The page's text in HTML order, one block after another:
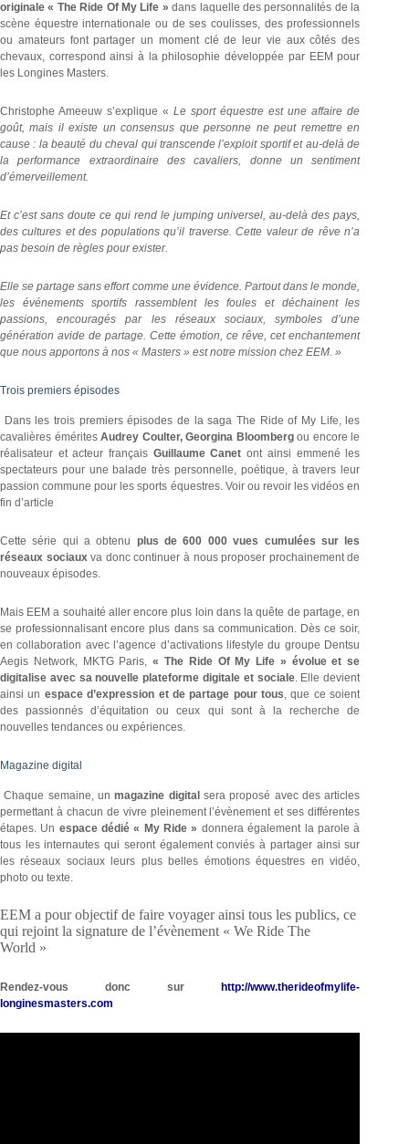
originale « The Ride Of My Life »dans laquelle des personnalités de la
scène équestre internationale ou de ses coulisses, des professionnels
ou amateurs font partager un moment clé de leur vie aux côtés des
chevaux, correspond ainsi à la philosophie développée par EEM pour
les Longines Masters.
Christophe Ameeuw s’explique «Le sport équestre est une affaire de
goût, mais il existe un consensus que personne ne peut remettre en
cause : la beauté du cheval qui transcende l’exploit sportif et au-delà de
la performance extraordinaire des cavaliers, donne un sentiment
d’émerveillement.
Et c’est sans doute ce qui rend le jumping universel, au-delà des pays,
des cultures et des populations qu’il traverse. Cette valeur de rêve n’a
pas besoin de règles pour exister.
Elle se partage sans effort comme une évidence. Partout dans le monde,
les événements sportifs rassemblent les foules et déchainent les
passions, encouragés par les réseaux sociaux, symboles d’une
génération avide de partage. Cette émotion, ce rêve, cet enchantement
que nous apportons à nos « Masters » est notre mission chez EEM. »
Trois premiers épisodes
Dans les trois premiers épisodes de la saga The Ride of My Life, les
cavalières éméritesAudrey Coulter, Georgina Bloombergou encore le
réalisateur et acteur français Guillaume Canet ont ainsi emmené les
spectateurs pour une balade très personnelle, poétique, à travers leur
passion commune pour les sports équestres. Voir ou revoir les vidéos en
fin d’article
Cette série qui a obtenu plus de 600 000 vues cumulées sur les
réseaux sociauxva donc continuer à nous proposer prochainement de
nouveaux épisodes.
Mais EEM a souhaité aller encore plus loin dans la quête de partage, en
se professionnalisant encore plus dans sa communication. Dès ce soir,
en collaboration avec l’agence d’activations lifestyle du groupe Dentsu
Aegis Network, MKTG Paris,« The Ride Of My Life » évolue et se
digitalise avec sa nouvelle plateforme digitale et sociale. Elle devient
ainsi un espace d’expression et de partage pour tous, que ce soient
des passionnés d’équitation ou ceux qui sont à la recherche de
nouvelles tendances ou expériences.
Magazine digital
Chaque semaine, unmagazine digitalsera proposé avec des articles
permettant à chacun de vivre pleinement l’évènement et ses différentes
étapes. Un espace dédié « My Ride » donnera également la parole à
tous les internautes qui seront également conviés à partager ainsi sur
les réseaux sociaux leurs plus belles émotions équestres en vidéo,
photo ou texte.
EEM a pour objectif de faire voyager ainsi tous les publics, ce
qui rejoint la signature de l’évènement « We Ride The
World »
Rendez-vous donc surhttp://www.therideofmylife-
longinesmasters.com